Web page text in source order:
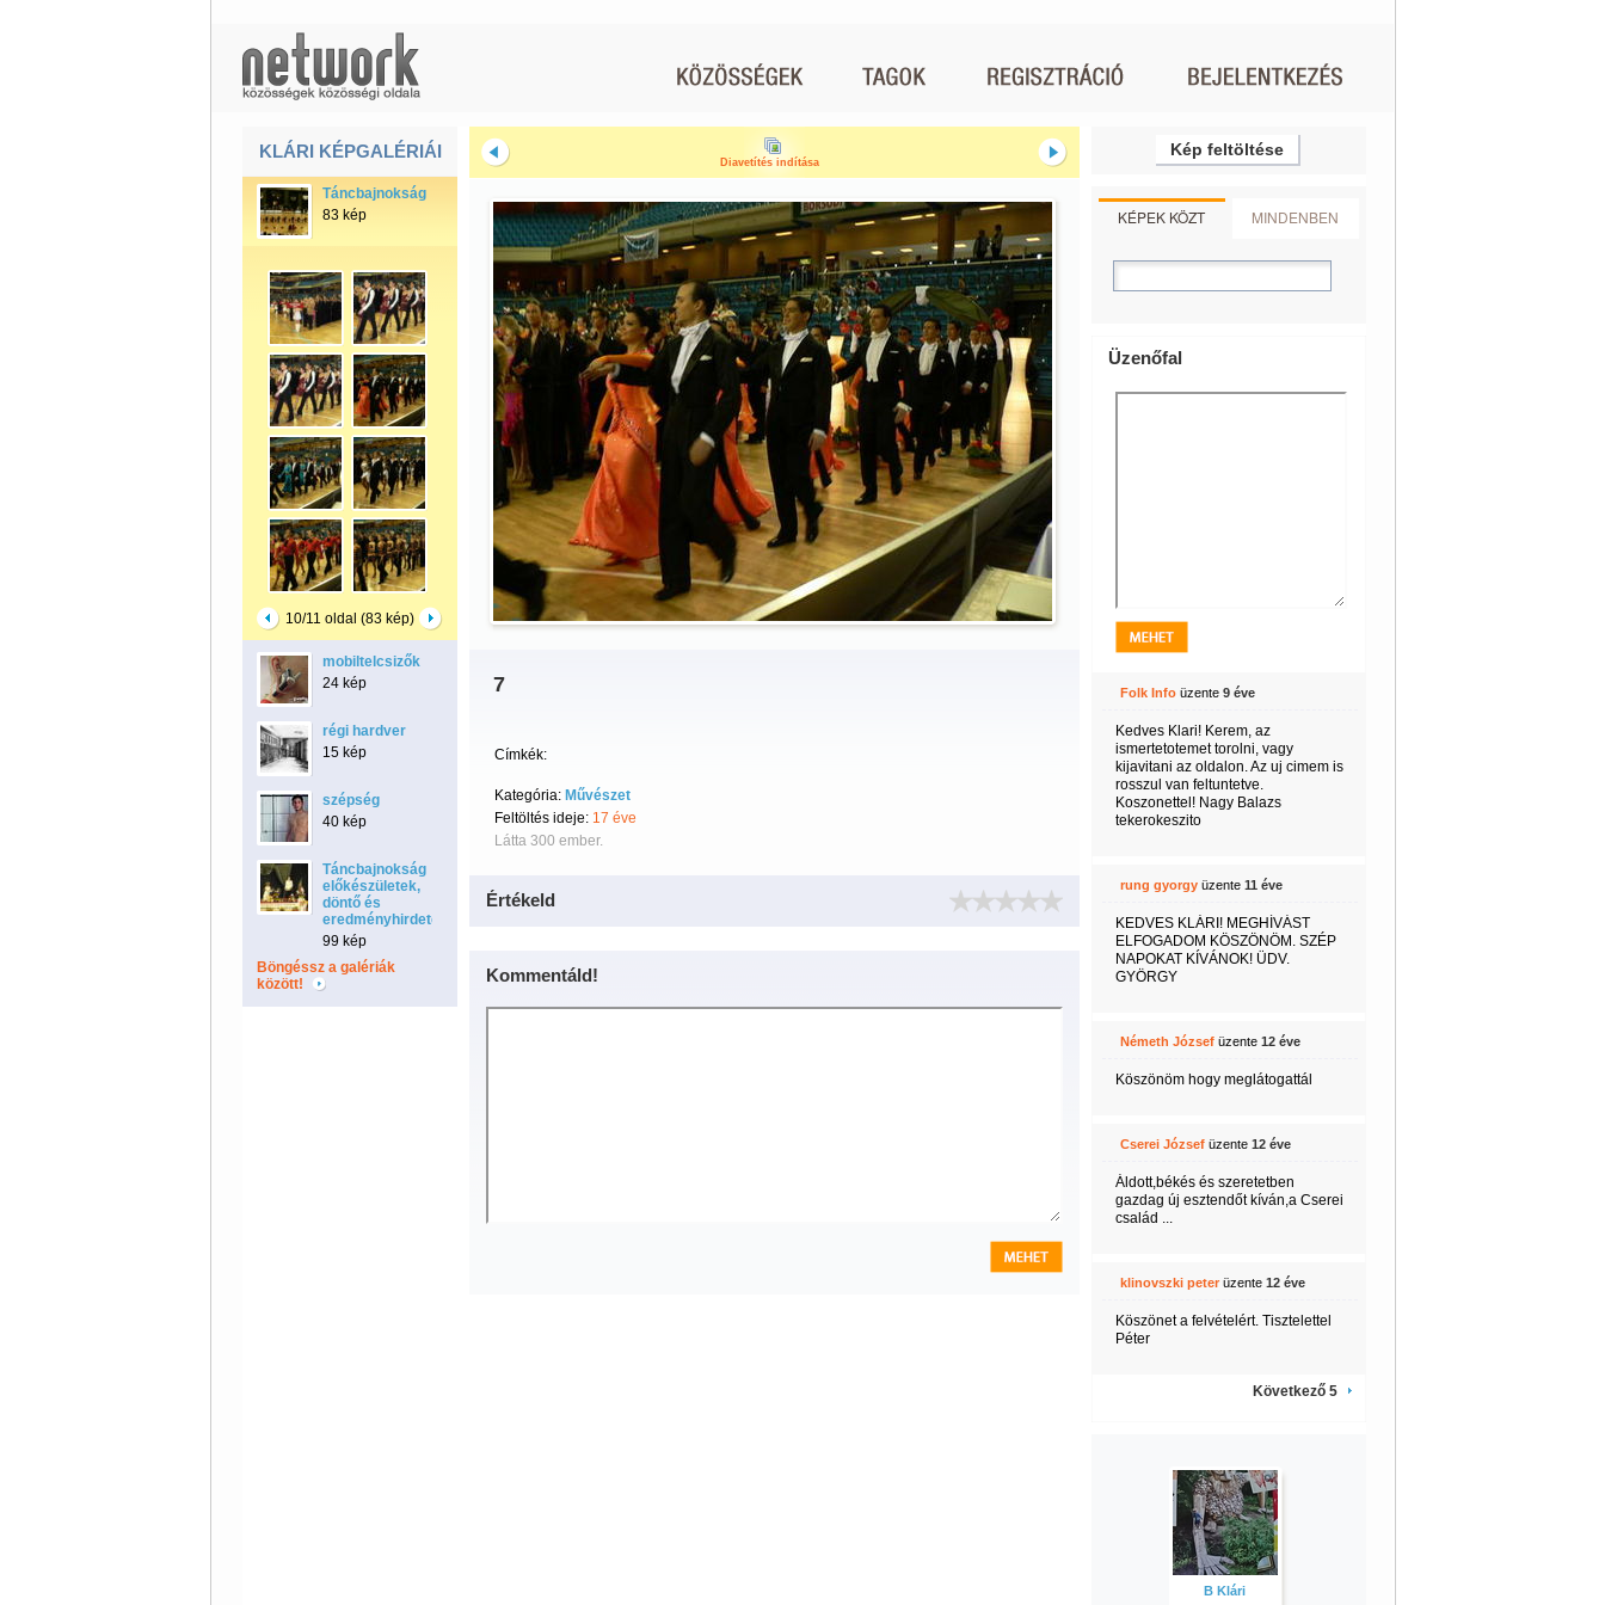
KLÁRI KÉPGALÉRIÁI
Táncbajnokság
83 kép
10/11 oldal (83 kép)
mobiltelcsizők
24 kép
régi hardver
15 kép
szépség
40 kép
Táncbajnokság
előkészületek,
döntő és
eredményhirdetés
99 kép
Böngéssz a galériák
között!
Diavetítés indítása
7
Címkék:
Kategória: Művészet
Feltöltés ideje: 17 éve
Látta 300 ember.
Értékeld
Kommentáld!
Kép feltöltése
KÉPEK KÖZT MINDENBEN
Üzenőfal
Folk Infoüzente 9 éve
Kedves Klari! Kerem, az
ismertetotemet torolni, vagy
kijavitani az oldalon. Az uj cimem is
rosszul van feltuntetve.
Koszonettel! Nagy Balazs
tekerokeszito
rung gyorgyüzente 11 éve
KEDVES KLÁRI! MEGHÍVÁST
ELFOGADOM KÖSZÖNÖM. SZÉP
NAPOKAT KÍVÁNOK! ÜDV.
GYÖRGY
Németh Józsefüzente 12 éve
Köszönöm hogy meglátogattál
Cserei Józsefüzente 12 éve
Áldott,békés és szeretetben
gazdag új esztendőt kíván,a Cserei
család ...
klinovszki peterüzente 12 éve
Köszönet a felvételért. Tisztelettel
Péter
Következő 5
B Klári